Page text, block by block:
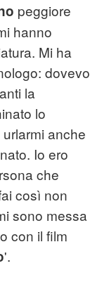
peggiore
hanno
Mi ha
dovevo
la
lo
anche
Io ero
che
così non
sono messa
con il film
'.